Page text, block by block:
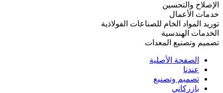
الإصلاح والتحسين
خدمات الأعمال
توريد المواد الخام للصناعات الفولاذية
الخدمات الهندسية
تصميم وتصنيع المعدات
الصفحة الأصلية
عندنا
تصميم وتصنيع
بازركاني